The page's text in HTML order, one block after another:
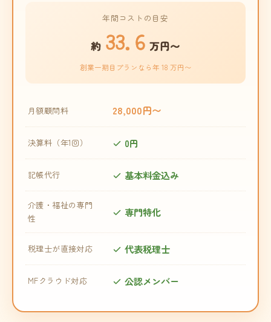
年間コストの目安
約 33.6 万円〜
創業一期目プランなら年 18 万円〜
月額顧問料 28,000円〜
決算料（年1回） 0円
記帳代行 基本料金込み
介護・福祉の専門
性
専門特化
税理士が直接対応 代表税理士
MFクラウド対応 公認メンバー